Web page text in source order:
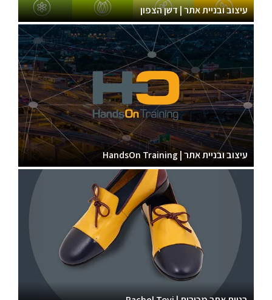
עיצוב ובניית אתר | דשן הצפון
עיצוב ובניית אתר | HandsOn Training